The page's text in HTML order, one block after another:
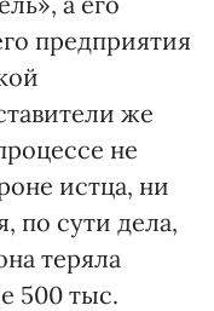
предприятия
же
не
истца, ни
по сути дела,
теряла
500 тыс.